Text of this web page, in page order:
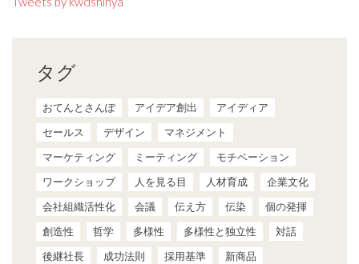
タグ
おてんとさんぽ アイデア創出
アイディア
セールス
デザイン
マネジメント
マーケティング
ミーティング
モチベーション
ワークショップ
人を見る目 人材育成
企業文化
会社組織活性化
会議 伝え方 伝染
個の発揮
創造性
哲学 多様性 多様性と独立性
対話
後継社長
成功法則 採用基準
新商品